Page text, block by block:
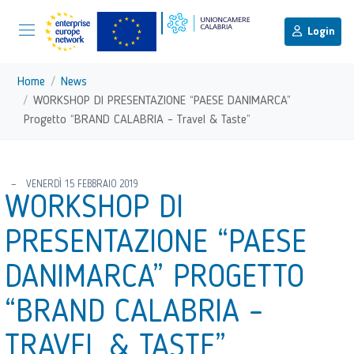
Vai ai contenuti
Login
torna al menu di scelta rapida
Menu di navigazione principale
Home
News
WORKSHOP DI PRESENTAZIONE “PAESE DANIMARCA”
Progetto “BRAND CALABRIA – Travel & Taste”
VENERDÌ 15 FEBBRAIO 2019
WORKSHOP DI
PRESENTAZIONE “PAESE
DANIMARCA” PROGETTO
“BRAND CALABRIA –